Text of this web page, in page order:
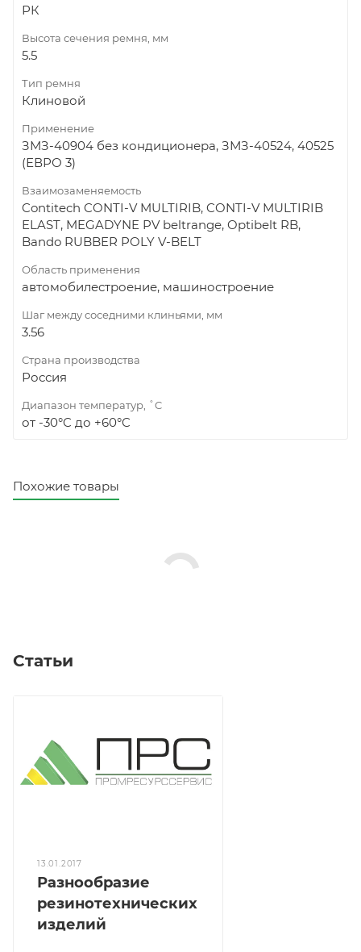
РК
Высота сечения ремня, мм
5.5
Тип ремня
Клиновой
Применение
ЗМЗ-40904 без кондиционера, ЗМЗ-40524, 40525
(ЕВРО 3)
Взаимозаменяемость
Contitech CONTI-V MULTIRIB, CONTI-V MULTIRIB
ELAST, MEGADYNE PV beltrange, Optibelt RB,
Bando RUBBER POLY V-BELT
Область применения
автомобилестроение, машиностроение
Шаг между соседними клиньями, мм
3.56
Страна производства
Россия
Диапазон температур, ˚C
от -30°C до +60°C
Похожие товары
Статьи
13.01.2017
Разнообразие
резинотехнических
изделий